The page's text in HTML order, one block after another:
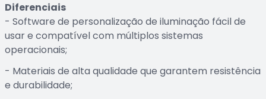
Diferenciais
- Software de personalização de iluminação fácil de
usar e compatível com múltiplos sistemas
operacionais;
- Materiais de alta qualidade que garantem resistência
e durabilidade;